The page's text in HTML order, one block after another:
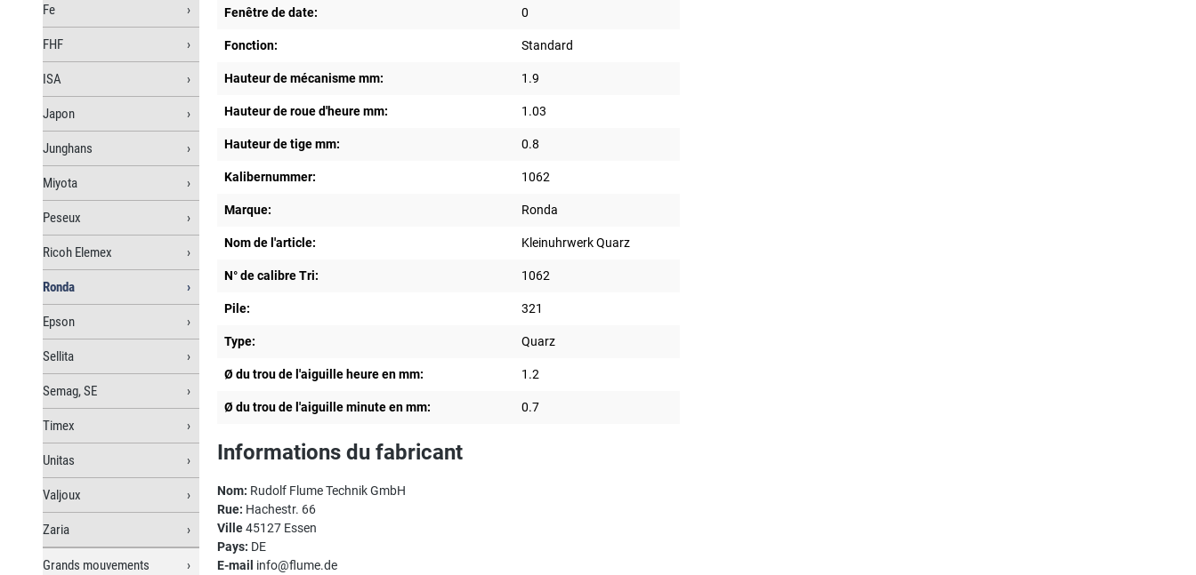
Fe
FHF
ISA
Japon
Junghans
Miyota
Peseux
Ricoh Elemex
Ronda
Epson
Sellita
Semag, SE
Timex
Unitas
Valjoux
Zaria
Grands mouvements
Fenêtre de date: 0
Fonction: Standard
Hauteur de mécanisme mm: 1.9
Hauteur de roue d'heure mm: 1.03
Hauteur de tige mm: 0.8
Kalibernummer: 1062
Marque: Ronda
Nom de l'article: Kleinuhrwerk Quarz
N° de calibre Tri: 1062
Pile: 321
Type: Quarz
Ø du trou de l'aiguille heure en mm: 1.2
Ø du trou de l'aiguille minute en mm: 0.7
Informations du fabricant
Nom: Rudolf Flume Technik GmbH
Rue: Hachestr. 66
Ville45127 Essen
Pays: DE
E-mail info@flume.de